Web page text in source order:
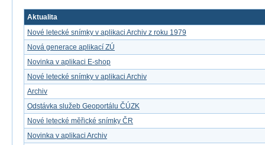
Aktualita
Nové letecké snímky v aplikaci Archiv z roku 1979
Nová generace aplikací ZÚ
Novinka v aplikaci E-shop
Nové letecké snímky v aplikaci Archiv
Archiv
Odstávka služeb Geoportálu ČÚZK
Nové letecké měřické snímky ČR
Novinka v aplikaci Archiv